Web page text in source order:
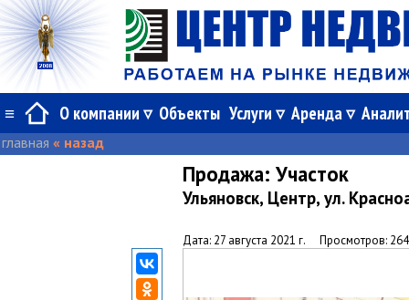
≡ О компании Объекты Услуги Аренда
главная « назад
Продажа: Участок
Ульяновск, Центр, ул.
Дата: 27 августа 2021 г. Просмотров: